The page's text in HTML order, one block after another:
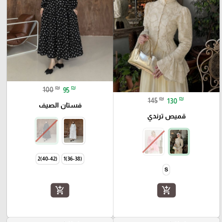
145 ₪ 130 ₪
قميص ترندي
S
add_shopping_cart
100 ₪ 95 ₪
فستان الصيف
(36-38)1
(40-42)2
add_shopping_cart